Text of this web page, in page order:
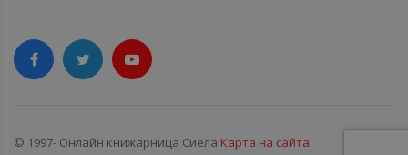
© 1997- Онлайн книжарница Сиела Карта на сайта